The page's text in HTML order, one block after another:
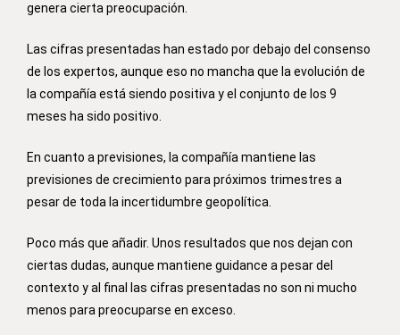
genera cierta preocupación.
Las cifras presentadas han estado por debajo del consenso
de los expertos, aunque eso no mancha que la evolución de
la compañía está siendo positiva y el conjunto de los 9
meses ha sido positivo.
En cuanto a previsiones, la compañía mantiene las
previsiones de crecimiento para próximos trimestres a
pesar de toda la incertidumbre geopolítica.
Poco más que añadir. Unos resultados que nos dejan con
ciertas dudas, aunque mantiene guidance a pesar del
contexto y al final las cifras presentadas no son ni mucho
menos para preocuparse en exceso.